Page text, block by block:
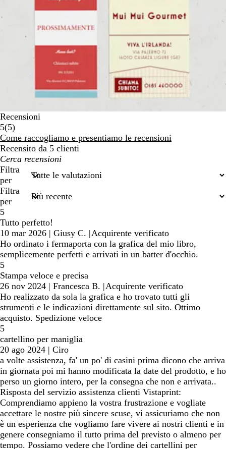
Recensioni
5(55
recensioni
)
Come raccogliamo e presentiamo le recensioni
Recensito da 5 clienti
I
miei
termini
di
ricerca
Filtra
per
Filtra
per
5
Tutto perfetto!
10 mar 2026 | Giusy C. |Acquirente verificato
Ho ordinato i fermaporta con la grafica del mio libro,
semplicemente perfetti e arrivati in un batter d'occhio.
5
Stampa veloce e precisa
26 nov 2024 | Francesca B. |Acquirente verificato
Ho realizzato da sola la grafica e ho trovato tutti gli
strumenti e le indicazioni direttamente sul sito. Ottimo
acquisto. Spedizione veloce
5
cartellino per maniglia
20 ago 2024 | Ciro
a volte assistenza, fa' un po' di casini prima dicono che arriva
in giornata poi mi hanno modificata la date del prodotto, e ho
perso un giorno intero, per la consegna che non e arrivata..
Risposta del servizio assistenza clienti Vistaprint:
Comprendiamo appieno la vostra frustrazione e vogliate
accettare le nostre più sincere scuse, vi assicuriamo che non
è un esperienza che vogliamo fare vivere ai nostri clienti e in
genere consegniamo il tutto prima del previsto o almeno per
tempo. Possiamo vedere che l'ordine dei cartellini per